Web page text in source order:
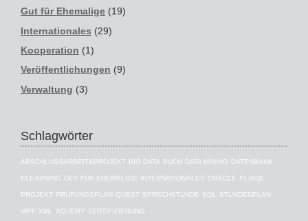
Gut für Ehemalige (19)
Internationales (29)
Kooperation (1)
Veröffentlichungen (9)
Verwaltung (3)
Schlagwörter
ABSCHLUSSARBEIT&PROJEKT BIG DATA BUCH DATA MINING DATENBANK
ELEARNING GUT FÜR EHEMALIGE INTERNATIONALES ORACLE PL/SQL
PROJEKT PRÜFUNGSPLAN QUEST SPRECHSTUNDE SQL STUNDENPLAN
WPF XML XQUERY ZERTIFIZIERUNG